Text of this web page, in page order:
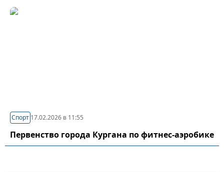
Спорт 17.02.2026 в 11:55
Первенство города Кургана по фитнес-аэробике